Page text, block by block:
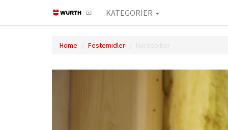
KATEGORIER
Home Festemidler Nordspiker